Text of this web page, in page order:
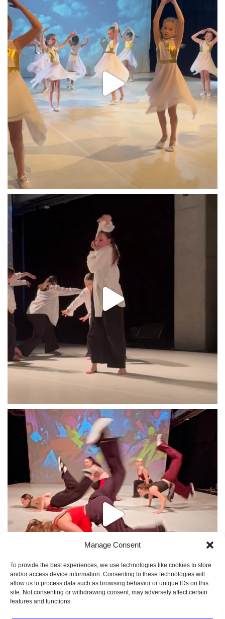
Manage Consent
To provide the best experiences, we use technologies like cookies to store
and/or access device information. Consenting to these technologies will
allow us to process data such as browsing behavior or unique IDs on this
site. Not consenting or withdrawing consent, may adversely affect certain
features and functions.